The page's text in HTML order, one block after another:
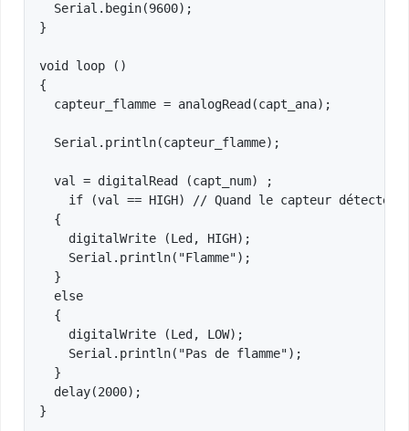
  Serial.begin(9600);
}
void loop ()
{
  capteur_flamme = analogRead(capt_ana);
  Serial.println(capteur_flamme);
  val = digitalRead (capt_num) ;
if (val == HIGH) // Quand le capteur détecte
  {
    digitalWrite (Led, HIGH);
    Serial.println("Flamme");
  }
  else
  {
    digitalWrite (Led, LOW);
    Serial.println("Pas de flamme");
  }
  delay(2000);